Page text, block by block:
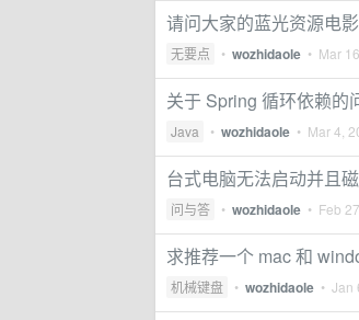
请问大家的蓝光资源电
无要点 • wozhidaole • Mar
关于 Spring 循环依赖的
Java • wozhidaole • Mar 4,
台式电脑无法启动并且
问与答 • wozhidaole • Feb
求推荐一个 mac 和
机械键盘 • wozhidaole • Jan